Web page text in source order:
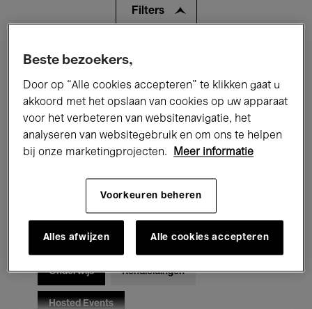
Filters
Alle evenementen
Tentoonstellingen Films
Performances Lezingen & Debatten
Jazz Klassieke Muziek Global Music
Voor iedereen Kids’ Palace
Onderwijs Rondleidingen
Hosted Events
Beste bezoekers,
Door op “Alle cookies accepteren” te klikken gaat u
akkoord met het opslaan van cookies op uw apparaat
voor het verbeteren van websitenavigatie, het
analyseren van websitegebruik en om ons te helpen
bij onze marketingprojecten.
Meer informatie
Voorkeuren beheren
Alles afwijzen Alle cookies accepteren